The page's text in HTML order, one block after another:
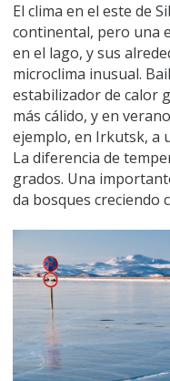
El clima en el este de
continental, pero una
en el lago, y sus
microclima inusual.
estabilizador de calor
más cálido, y en
ejemplo, en Irkutsk, a
La diferencia de
grados. Una
da bosques creciendo